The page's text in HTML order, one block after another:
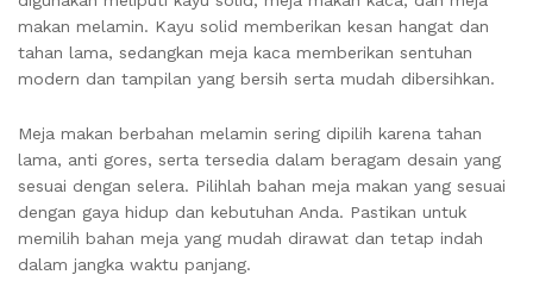
makan melamin. Kayu solid memberikan kesan hangat dan
tahan lama, sedangkan meja kaca memberikan sentuhan
modern dan tampilan yang bersih serta mudah dibersihkan.
Meja makan berbahan melamin sering dipilih karena tahan
lama, anti gores, serta tersedia dalam beragam desain yang
sesuai dengan selera. Pilihlah bahan meja makan yang sesuai
dengan gaya hidup dan kebutuhan Anda. Pastikan untuk
memilih bahan meja yang mudah dirawat dan tetap indah
dalam jangka waktu panjang.